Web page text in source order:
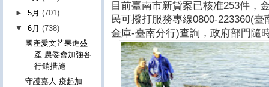
目前臺南市新貸案已核准253件，
民可撥打服務專線0800-223360(
金庫-臺南分行)查詢，政府部門隨
►5月(701)
▼6月(738)
國產愛文芒果進盛
產 農委會加強各
行銷措施
守護嘉人 疫起加